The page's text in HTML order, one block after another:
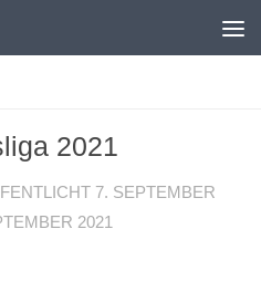
2021
7. SEPTEMBER
2021